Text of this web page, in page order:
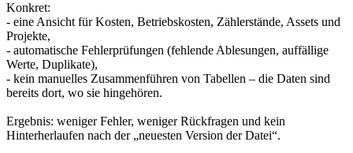
Konkret:
- eine Ansicht für Kosten, Betriebskosten, Zählerstände, Assets und
Projekte,
- automatische Fehlerprüfungen (fehlende Ablesungen, auffällige
Werte, Duplikate),
- kein manuelles Zusammenführen von Tabellen – die Daten sind
bereits dort, wo sie hingehören.
Ergebnis: weniger Fehler, weniger Rückfragen und kein
Hinterherlaufen nach der „neuesten Version der Datei“.